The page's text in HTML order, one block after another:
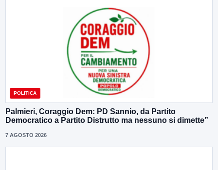
POLITICA
Palmieri, Coraggio Dem: PD Sannio, da Partito
Democratico a Partito Distrutto ma nessuno si dimette”
7 AGOSTO 2026